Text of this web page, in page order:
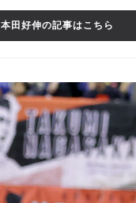
本田好伸の記事はこちら